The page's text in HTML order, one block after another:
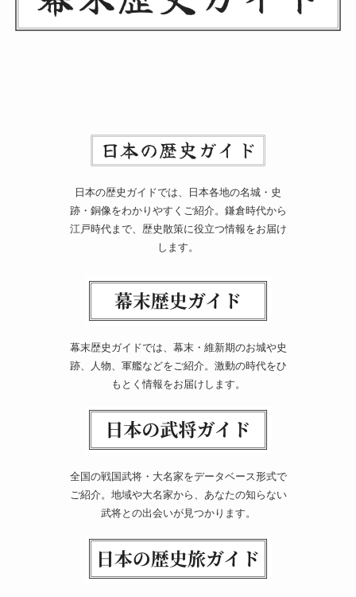
日本の歴史ガイドでは、日本各地の名城・史
跡・銅像をわかりやすくご紹介。鎌倉時代から
江戸時代まで、歴史散策に役立つ情報をお届け
します。
幕末歴史ガイドでは、幕末・維新期のお城や史
跡、人物、軍艦などをご紹介。激動の時代をひ
もとく情報をお届けします。
全国の戦国武将・大名家をデータベース形式で
ご紹介。地域や大名家から、あなたの知らない
武将との出会いが見つかります。